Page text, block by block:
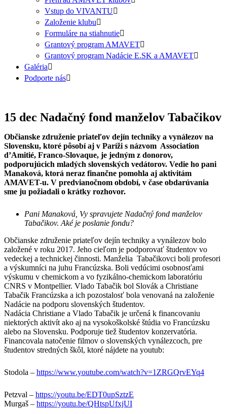
Vstup do VIVANTU
Založenie klubu
Formuláre na stiahnutie
Grantový program AMAVET
Grantový program Nadácie E.SK a AMAVET
Galéria
Podporte nás
15 dec Nadačný fond manželov Tabačikov
Občianske združenie priateľov dejín techniky a vynálezov na
Slovensku, ktoré pôsobí aj v Paríži s názvom Association
d’Amitié, Franco-Slovaque, je jedným z donorov,
podporujúcich mladých slovenských vedátorov. Vedie ho pani
Manaková, ktorá neraz finančne pomohla aj aktivitám
AMAVET-u. V predvianočnom období, v čase obdarúvania
sme ju požiadali o krátky rozhovor.
Pani Manaková, Vy spravujete Nadačný fond manželov
Tabačikov. Aké je poslanie fondu?
Občianske združenie priateľov dejín techniky a vynálezov bolo
založené v roku 2017. Jeho cieľom je podporovať študentov vo
vedeckej a technickej činnosti. Manželia Tabačikovci boli profesori
a výskumníci na juhu Francúzska. Boli vedúcimi osobnosťami
výskumu v chemickom a vo fyzikálno-chemickom laboratóriu
CNRS v Montpellier. Vlado Tabačik bol Slovák a Christiane
Tabačik Francúzska a ich pozostalosť bola venovaná na založenie
Nadácie na podporu slovenských študentov.
Nadácia Christiane a Vlado Tabačik je určená k financovaniu
niektorých aktivít ako aj na vysokoškolské štúdia vo Francúzsku
alebo na Slovensku. Podporuje tiež študentov konzervatória.
Financovala natočenie filmov o slovenských vynálezcoch, pre
študentov stredných škôl, ktoré nájdete na youtub:
Stodola – https://www.youtube.com/watch?v=1ZRGQrvEYq4
Petzval – https://youtu.be/EDT0upSztzE
Murgaš – https://youtu.be/QHtspUfxjUI